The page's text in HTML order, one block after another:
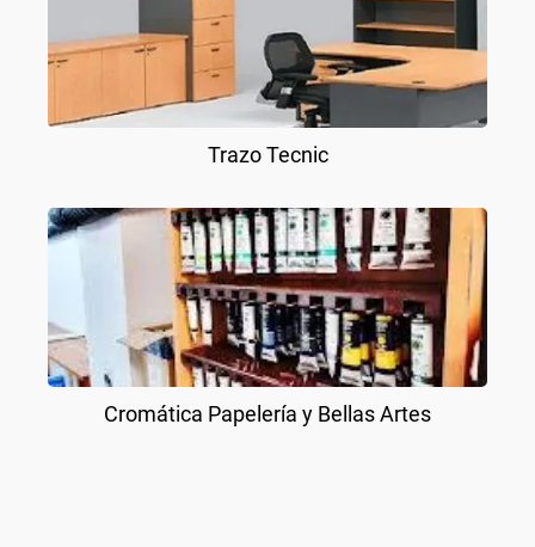
Trazo Tecnic
Cromática Papelería y Bellas Artes